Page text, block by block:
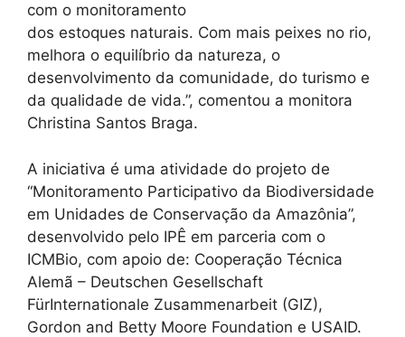
com o monitoramento
dos estoques naturais. Com mais peixes no rio,
melhora o equilíbrio da natureza, o
desenvolvimento da comunidade, do turismo e
da qualidade de vida.”, comentou a monitora
Christina Santos Braga.
A iniciativa é uma atividade do projeto de
“Monitoramento Participativo da Biodiversidade
em Unidades de Conservação da Amazônia”,
desenvolvido pelo IPÊ em parceria com o
ICMBio, com apoio de: Cooperação Técnica
Alemã – Deutschen Gesellschaft
FürInternationale Zusammenarbeit (GIZ),
Gordon and Betty Moore Foundation e USAID.